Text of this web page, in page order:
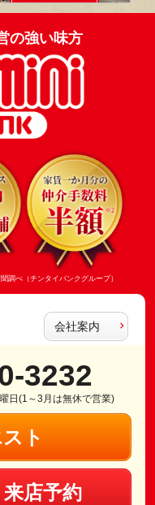
の強い味方
べ（チンタイバンクグループ）
会社案内
3232
日(1～3月は無休で営業)
ト
店予約